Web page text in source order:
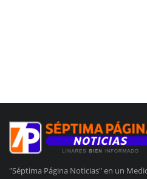
"Séptima Página Noticias" en un